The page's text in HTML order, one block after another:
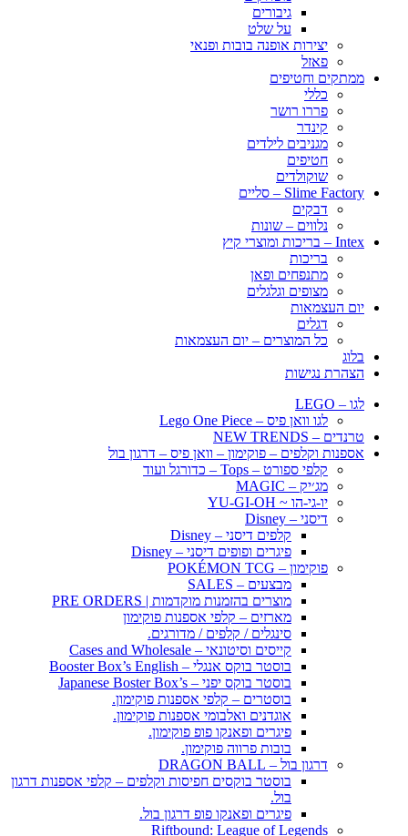
גיבורים
על שלט
יצירות אופנה בובות ופנאי
פאזל
ממתקים וחטיפים
כללי
פררו רושר
קינדר
מגניבים לילדים
חטיפים
שוקולדים
Slime Factory – סליים
דבקים
נלווים – שונות
Intex – בריכות ומוצרי קיץ
בריכות
מתנפחים ופאן
מצופים וגלגלים
יום העצמאות
דגלים
כל המוצרים – יום העצמאות
בלוג
הצהרת נגישות
לגו – LEGO
לגו וואן פיס – Lego One Piece
טרנדים – NEW TRENDS
אספנות וקלפים – פוקימון – וואן פיס – דרגון בול
קלפי ספורט – Tops – כדורגל ועוד
מג׳יק – MAGIC
יו-גי-הו ~ YU-GI-OH
דיסני – Disney
קלפים דיסני – Disney
פיגרים ופופים דיסני – Disney
פוקימון – POKÉMON TCG
מבצעים – SALES
מוצרים בהזמנות מוקדמות | PRE ORDERS
מארזים – קלפי אספנות פוקימון
סינגלים / קלפים / מדורגים.
קייסים וסיטונאי – Cases and Wholesale
בוסטר בוקס אנגלי – Booster Box’s English
בוסטר בוקס יפני – Japanese Boster Box’s
בוסטרים – קלפי אספנות פוקימון.
אוגדנים ואלבומי אספנות פוקימון.
פיגרים ופאנקו פופ פוקימון.
בובות פרווה פוקימון.
דרגון בול – DRAGON BALL
בוסטר בוקסים חפיסות וקלפים – קלפי אספנות דרגון
בול.
פיגרים ופאנקו פופ דרגון בול.
Riftbound: League of Legends